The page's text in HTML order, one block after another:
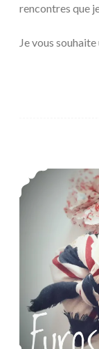
rencontres que
Je vous